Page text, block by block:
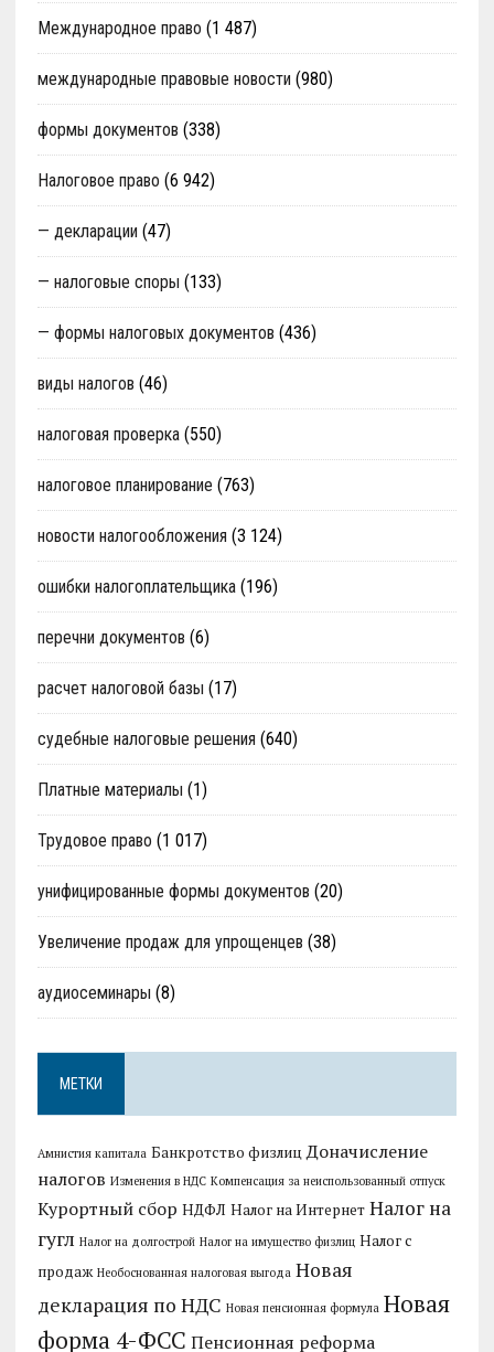
Международное право (1 487)
международные правовые новости (980)
формы документов (338)
Налоговое право (6 942)
— декларации (47)
— налоговые споры (133)
— формы налоговых документов (436)
виды налогов (46)
налоговая проверка(550)
налоговое планирование (763)
новости налогообложения (3 124)
ошибки налогоплательщика(196)
перечни документов (6)
расчет налоговой базы (17)
судебные налоговые решения (640)
Платные материалы (1)
Трудовое право (1 017)
унифицированные формы документов (20)
Увеличение продаж для упрощенцев (38)
аудиосеминары (8)
МЕТКИ
Амнистия капитала Банкротство физлиц Доначисление
налогов Изменения в НДС Компенсация за неиспользованный отпуск
Курортный сбор НДФЛ Налог на Интернет Налог на
гугл Налог на долгострой Налог на имущество физлиц Налог с
продаж Необоснованная налоговая выгода Новая
декларация по НДС Новая пенсионная формула Новая
форма 4-ФСС Пенсионная реформа